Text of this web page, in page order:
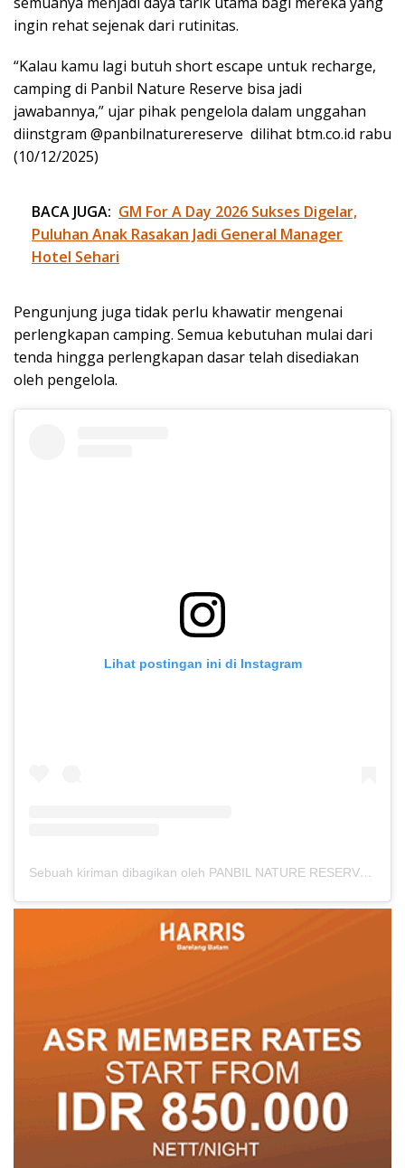
ingin rehat sejenak dari rutinitas.
“Kalau kamu lagi butuh short escape untuk recharge,
camping di Panbil Nature Reserve bisa jadi
jawabannya,” ujar pihak pengelola dalam unggahan
diinstgram @panbilnaturereserve dilihat btm.co.id rabu
(10/12/2025)
BACA JUGA: GM For A Day 2026 Sukses Digelar,
Puluhan Anak Rasakan Jadi General Manager
Hotel Sehari
Pengunjung juga tidak perlu khawatir mengenai
perlengkapan camping. Semua kebutuhan mulai dari
tenda hingga perlengkapan dasar telah disediakan
oleh pengelola.
Lihat postingan ini di Instagram
Sebuah kiriman dibagikan oleh PANBIL NATURE RESERVE (@panbilnaturereserve)